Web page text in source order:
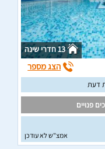
13 חדרי שינה
הצג מספר
דעת
פנויים
אמצ"ש לא עודכן